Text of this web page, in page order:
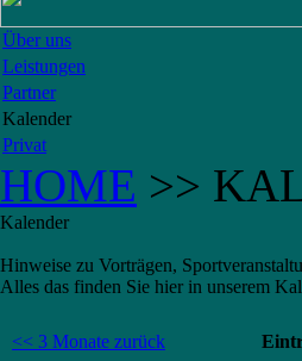
Über uns
Leistungen
Partner
Kalender
Privat
HOME >>
Kalender
Hinweise zu Vorträgen,
Alles das finden Sie hier in unserem
<< 3 Monate zurück